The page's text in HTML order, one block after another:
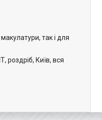
так і для
роздріб, Київ, вся